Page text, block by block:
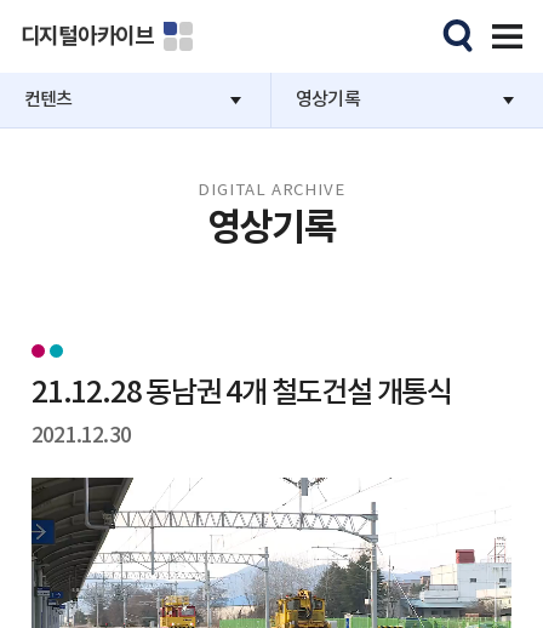
디지털아카이브
컨텐츠 영상기록
DIGITAL ARCHIVE
영상기록
21.12.28 동남권 4개 철도건설 개통식
2021.12.30